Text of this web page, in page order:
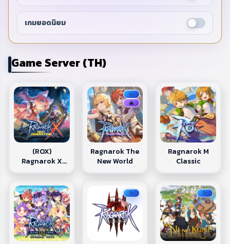
เกมยอดนิยม
Game Server (TH)
(ROX)
Ragnarok X
✨
🔥
Ragnarok The
New World
Ragnarok M
Classic
✨ ✨